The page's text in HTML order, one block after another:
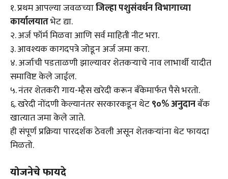
१. प्रथम आपल्या जवळच्याजिल्हा पशुसंवर्धन विभागाच्या
कार्यालयातभेट द्या.
२. अर्ज फॉर्म मिळवा आणि सर्व माहिती नीट भरा.
३. आवश्यक कागदपत्रे जोडून अर्ज जमा करा.
४. अर्जाची पडताळणी झाल्यावर शेतकऱ्याचे नाव लाभार्थी यादीत
समाविष्ट केले जाईल.
५. नंतर शेतकरी गाय-म्हैस खरेदी करून बँकेमार्फत पैसे भरतो.
६. खरेदी नोंदणी केल्यानंतर सरकारकडून थेट९०% अनुदानबँक
खात्यात जमा केले जाते.
ही संपूर्ण प्रक्रिया पारदर्शक ठेवली असून शेतकऱ्यांना थेट फायदा
मिळतो.
योजनेचे फायदे